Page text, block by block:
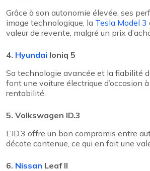
Grâce à son autonomie élevée, ses
image technologique, la Tesla Model 3
valeur de revente, malgré un prix
4. Hyundai Ioniq 5
Sa technologie avancée et la fiabilité
font une voiture électrique d’occasion
rentabilité.
5. Volkswagen ID.3
L’ID.3 offre un bon compromis entre
décote contenue, ce qui en fait une
6. Nissan Leaf II